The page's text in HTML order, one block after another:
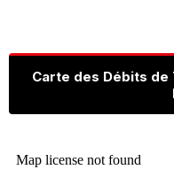
Carte des Débits de